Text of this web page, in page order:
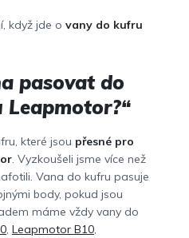
když jde o vany do kufru
pasovat do
které jsou přesné pro
. Vyzkoušeli jsme více než
Vana do kufru pasuje
body, pokud jsou
máme vždy vany do
, Leapmotor B10,